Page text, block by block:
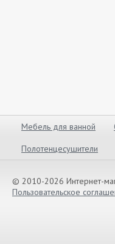
Мебель для ванной
Полотенцесушители
© 2010-2026 Интернет-
Пользовательское